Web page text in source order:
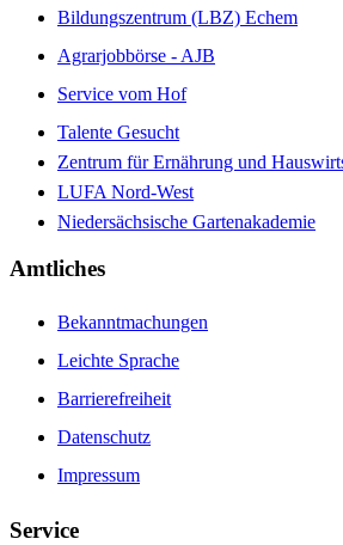
Bildungszentrum (LBZ) Echem
Agrarjobbörse - AJB
Service vom Hof
Talente Gesucht
Zentrum für Ernährung und
LUFA Nord-West
Niedersächsische Gartenakademie
Amtliches
Bekanntmachungen
Leichte Sprache
Barrierefreiheit
Datenschutz
Impressum
Service